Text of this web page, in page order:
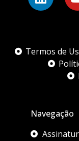
Termos de
Navegação